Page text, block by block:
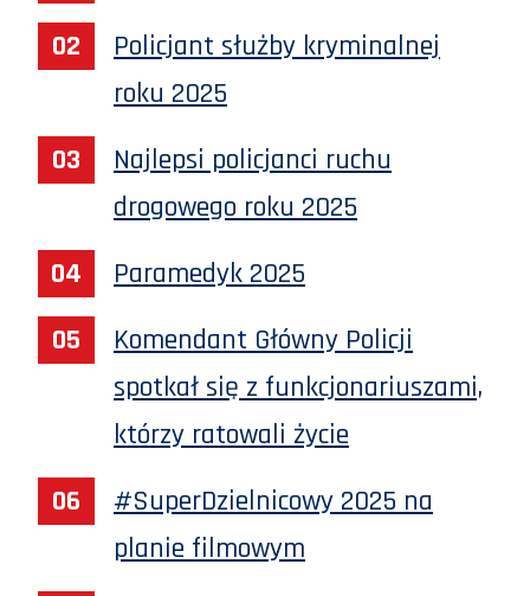
Policjant służby kryminalnej
roku 2025
Najlepsi policjanci ruchu
drogowego roku 2025
Paramedyk 2025
Komendant Główny Policji
spotkał się z funkcjonariuszami,
którzy ratowali życie
#SuperDzielnicowy 2025 na
planie filmowym